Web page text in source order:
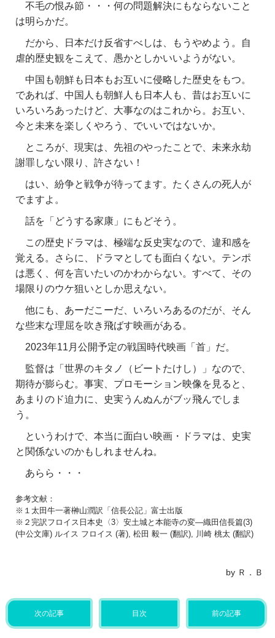
不毛の恨み節・・・何の問題解決にもならないこと
は明らかだ。
だから、日本だけ反省すべしは、もうやめよう。自
虐的歴史観をこえて、愚かとしかいいようがない。
中国も朝鮮も日本もお互いに侵略した歴史をもつ。
であれば、中国人も朝鮮人も日本人も、昔はお互いに
いろいろあったけど、大事なのはこれから。お互い、
今と未来を楽しくやろう、でいいではないか。
ところが、現実は、先祖のやったことで、未来永劫
謝罪しない限り、許さない！
はい、紛争と戦争が待ってます。たくさんの死人が
でますよ。
話を「どうする家康」にもどそう。
この歴史ドラマは、極端な反史実なので、違和感を
覚える。さらに、ドラマとしても面白くない。テンポ
は悪く、何を言いたいのかわからない。すべて、その
場限りのウケ狙いとしか思えない。
他にも、あーだこーだ、いろいろあるのだが、そん
な些末な理屈を吹き飛ばす映画がある。
2023年11月公開予定の戦国時代映画「首」だ。
監督は「世界のキタノ（ビートたけし）」なので、
期待が膨らむ。事実、プロモーション映像を見ると、
あまりのド迫力に、史実うんぬんがブッ飛んでしま
う。
というわけで、本当に面白い映画・ドラマは、史実
と関係ないのかもしれませんね。
あらら・・・
参考文献：
※１太田牛一著榊山潤訳「信長公記」富士出版
※２完訳フロイス日本史〈3〉安土城と本能寺の変―織田信長篇(3)
(中公文庫) ルイス フロイス (著), 松田 毅一 (翻訳), 川崎 桃太 (翻訳)
by Ｒ．Ｂ
次の記事 目次 前の記事